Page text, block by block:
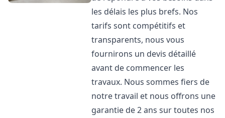
les délais les plus brefs. Nos
tarifs sont compétitifs et
transparents, nous vous
fournirons un devis détaillé
avant de commencer les
travaux. Nous sommes fiers de
notre travail et nous offrons une
garantie de 2 ans sur toutes nos